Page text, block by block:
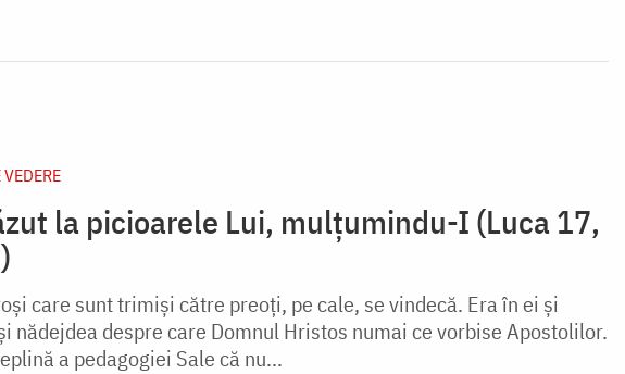
la picioarele Lui, mulțumindu-I (Luca 17,
care sunt trimiși către preoți, pe cale, se vindecă. Era în ei și
nădejdea despre care Domnul Hristos numai ce vorbise Apostolilor.
a pedagogiei Sale că nu...